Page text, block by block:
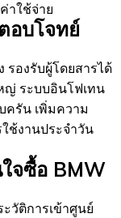
าใช้จ่าย
อบโจทย์
รองรับผู้โดยสารได้
ญ่ ระบบอินโฟเทน
ครัน เพิ่มความ
ช้งานประจำวัน
จซื้อ BMW
วัติการเข้าศูนย์